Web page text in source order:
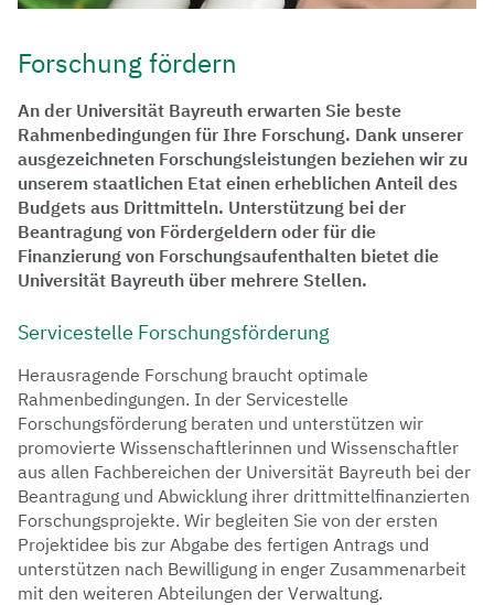
Forschung fördern
An der Universität Bayreuth erwarten Sie beste
Rahmenbedingungen für Ihre Forschung. Dank unserer
ausgezeichneten Forschungsleistungen beziehen wir zu
unserem staatlichen Etat einen erheblichen Anteil des
Budgets aus Drittmitteln. Unterstützung bei der
Beantragung von Fördergeldern oder für die
Finanzierung von Forschungsaufenthalten bietet die
Universität Bayreuth über mehrere Stellen.
Servicestelle Forschungsförderung
Herausragende Forschung braucht optimale
Rahmenbedingungen. In der Servicestelle
Forschungsförderung beraten und unterstützen wir
promovierte Wissenschaftlerinnen und Wissenschaftler
aus allen Fachbereichen der Universität Bayreuth bei der
Beantragung und Abwicklung ihrer drittmittelfinanzierten
Forschungsprojekte. Wir begleiten Sie von der ersten
Projektidee bis zur Abgabe des fertigen Antrags und
unterstützen nach Bewilligung in enger Zusammenarbeit
mit den weiteren Abteilungen der Verwaltung.